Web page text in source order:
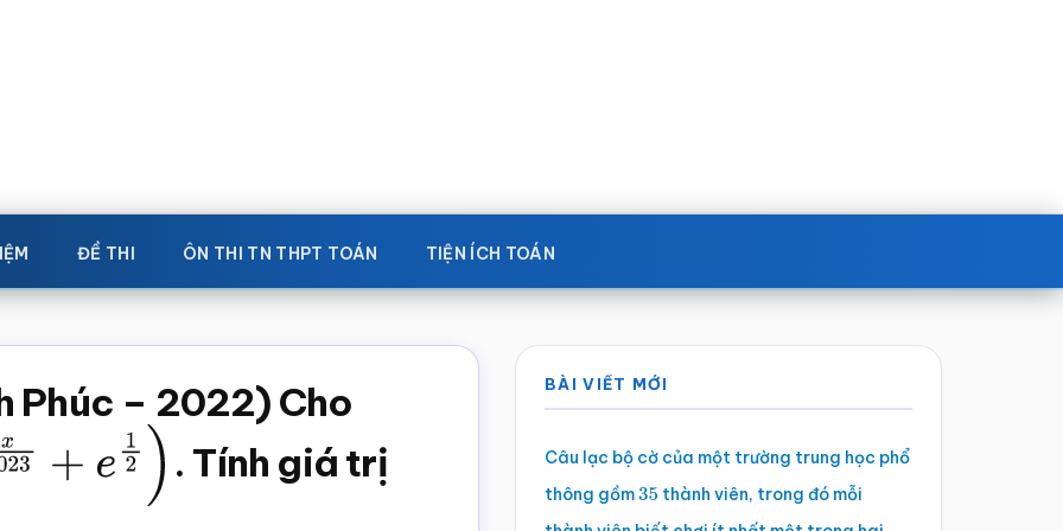
ĐỀ THI ÔN THI TN THPT TOÁN TIỆN ÍCH TOÁN
Phúc – 2022) Cho
+ e1 2)
. Tính giá trị
Sidebar
chính
BÀI VIẾT MỚI
Câu lạc bộ cờ của một trường trung học phổ
thông gồm35 thành viên, trong đó mỗi